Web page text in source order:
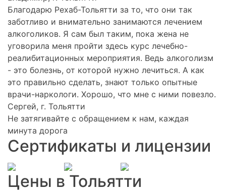
Благодарю Рехаб-Тольятти за то, что они так
заботливо и внимательно занимаются лечением
алкоголиков. Я сам был таким, пока жена не
уговорила меня пройти здесь курс лечебно-
реалибитационных мероприятия. Ведь алкоголизм
- это болезнь, от которой нужно лечиться. А как
это правильно сделать, знают только опытные
врачи-наркологи. Хорошо, что мне с ними повезло.
Сергей, г. Тольятти
Не затягивайте с обращением к нам, каждая
минута дорога
Сертификаты и лицензии
Цены в Тольятти